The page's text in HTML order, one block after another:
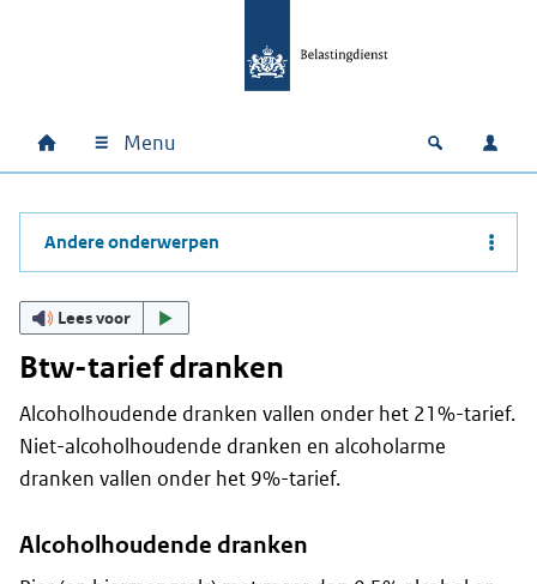
Hoofdnavigatie
Home Menu Open
Andere onderwerpen
Lees voor
Btw-tarief dranken
Alcoholhoudende dranken vallen onder het 21%-tarief.
Niet-alcoholhoudende dranken en alcoholarme
dranken vallen onder het 9%-tarief.
Alcoholhoudende dranken